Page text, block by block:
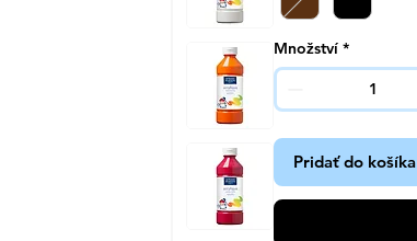
Množství *
Pridať do košíka